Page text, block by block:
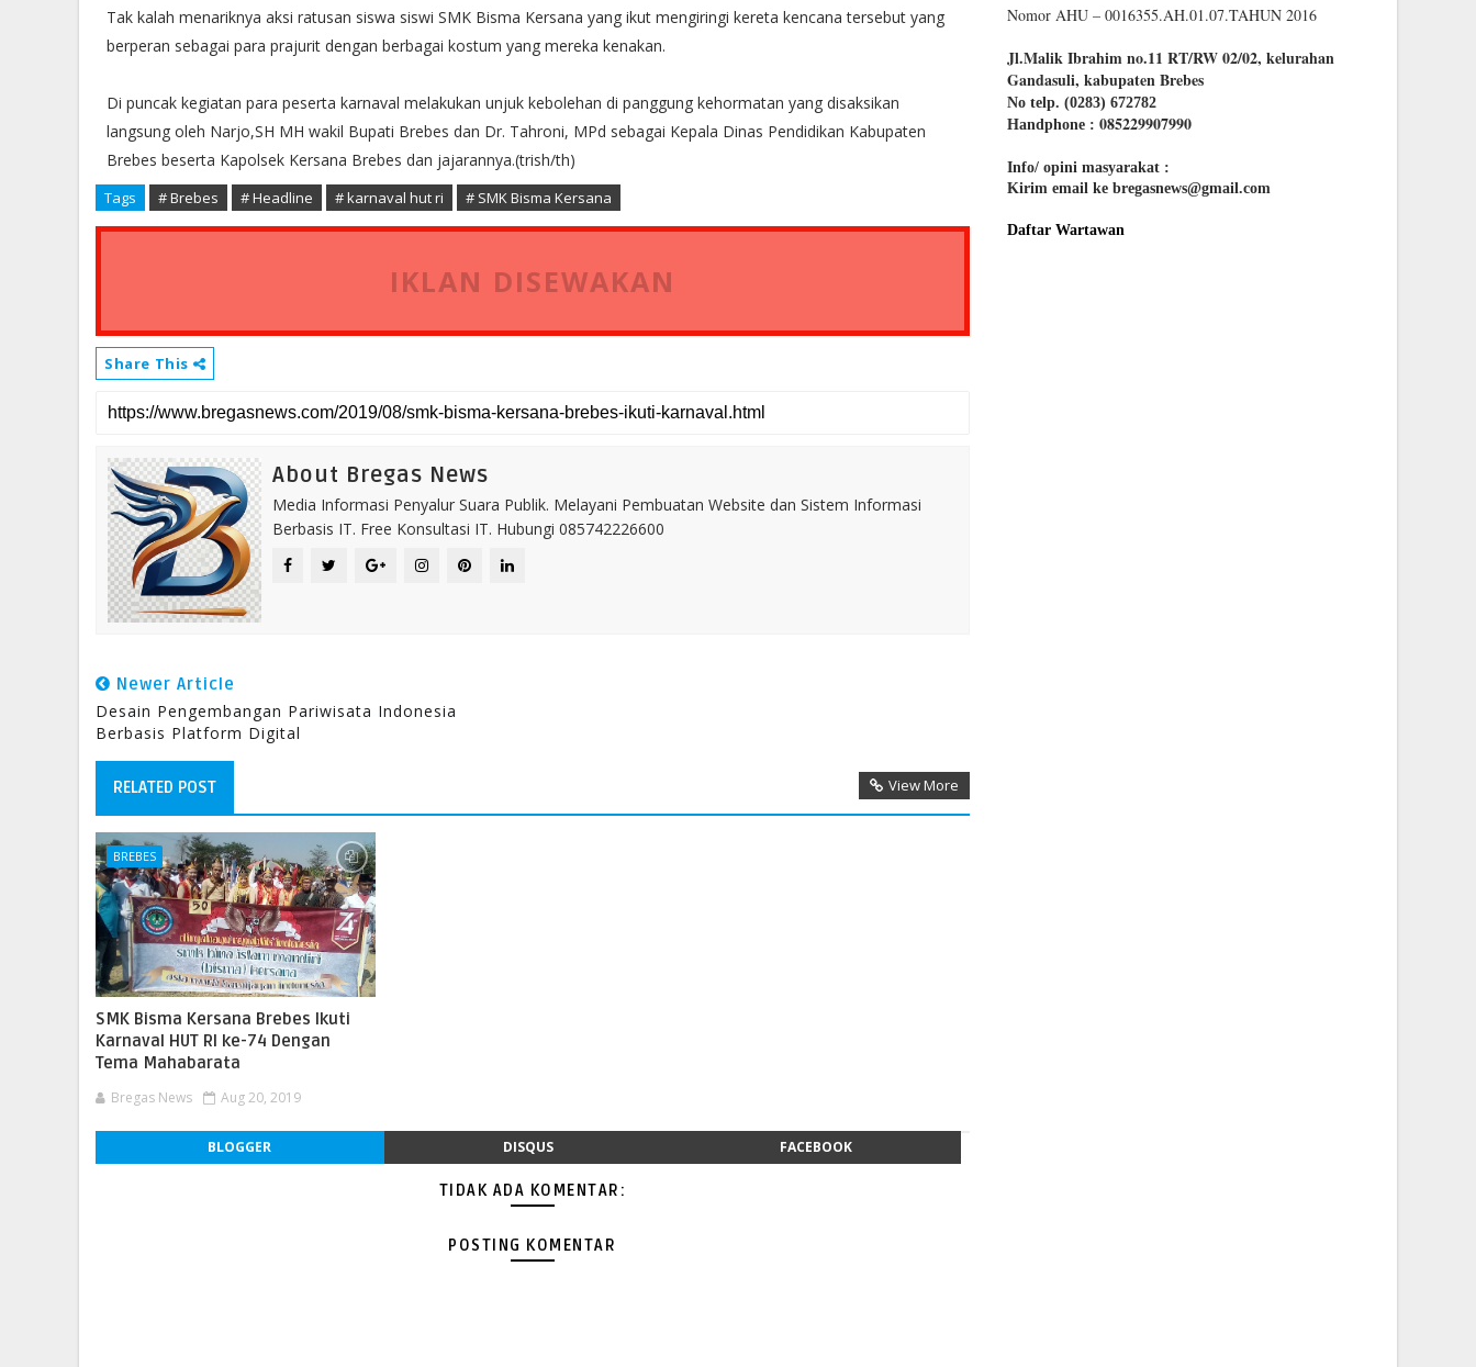
Tak kalah menariknya aksi ratusan siswa siswi SMK Bisma Kersana yang ikut mengiringi kereta kencana tersebut yang
berperan sebagai para prajurit dengan berbagai kostum yang mereka kenakan.
Di puncak kegiatan para peserta karnaval melakukan unjuk kebolehan di panggung kehormatan yang disaksikan
langsung oleh Narjo,SH MH wakil Bupati Brebes dan Dr. Tahroni, MPd sebagai Kepala Dinas Pendidikan Kabupaten
Brebes beserta Kapolsek Kersana Brebes dan jajarannya.(trish/th)
Tags # Brebes # Headline # karnaval hut ri # SMK Bisma Kersana
IKLAN DISEWAKAN
Share This
About Bregas News
Media Informasi Penyalur Suara Publik. Melayani Pembuatan Website dan Sistem Informasi
Berbasis IT. Free Konsultasi IT. Hubungi 085742226600
Newer Article
Desain Pengembangan Pariwisata Indonesia
Berbasis Platform Digital
RELATED POST View More
BREBES
SMK Bisma Kersana Brebes Ikuti
Karnaval HUT RI ke-74 Dengan
Tema Mahabarata
Bregas News Aug 20, 2019
BLOGGER DISQUS FACEBOOK
TIDAK ADA KOMENTAR:
POSTING KOMENTAR
Nomor AHU – 0016355.AH.01.07.TAHUN 2016
Jl.Malik Ibrahim no.11 RT/RW 02/02, kelurahan
Gandasuli, kabupaten Brebes
No telp. (0283) 672782
Handphone : 085229907990
Info/ opini masyarakat :
Kirim email ke bregasnews@gmail.com
Daftar Wartawan